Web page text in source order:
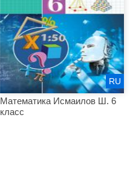
Математика Исмаилов Ш. 6
класс
RU